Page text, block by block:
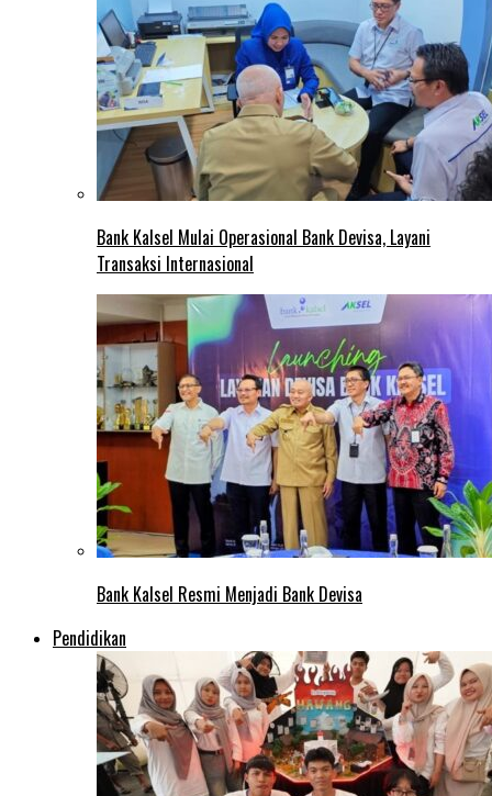
Bank Kalsel Mulai Operasional Bank Devisa, Layani
Transaksi Internasional
Bank Kalsel Resmi Menjadi Bank Devisa
Pendidikan